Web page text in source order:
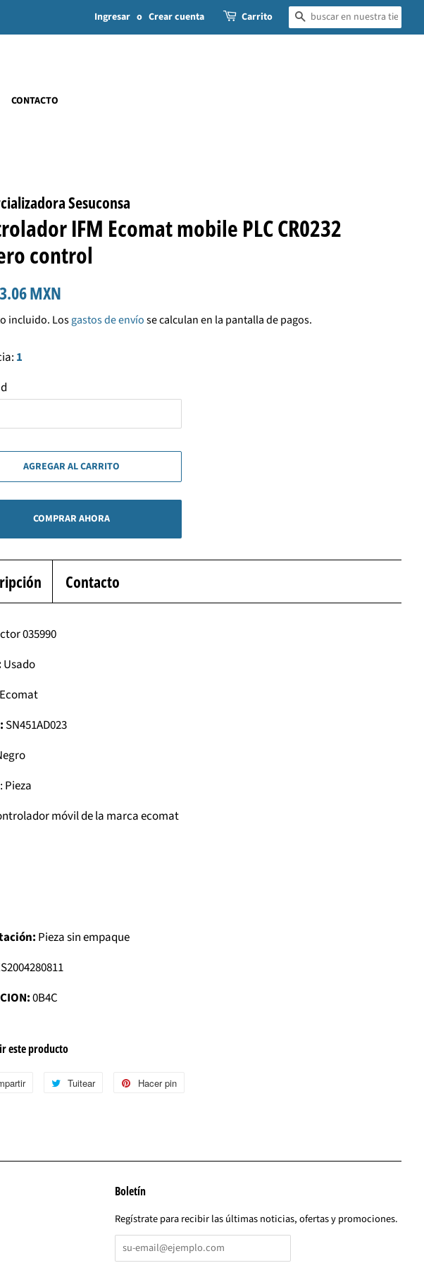
Ingresar o Crear cuenta Carrito BUSCAR
CONTACTO
Sesuconsa
IFM Ecomat mobile PLC CR0232
control
MXN
venta
incluido. Losgastos de envíose calculan en la pantalla de pagos.
1
AGREGAR AL CARRITO
COMPRAR AHORA
Contacto
035990
Usado
Ecomat
SN451AD023
: Pieza
móvil de la marca ecomat
Pieza sin empaque
0B4C
este producto
CompartirTuitear
Tuitear
Hacer pin
Boletín
Regístrate para recibir las últimas noticias, ofertas y promociones.